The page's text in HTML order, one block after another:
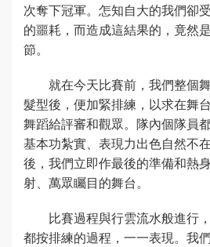
次奪下冠軍。怎知自大的我們卻
的噩耗，而造成這結果的，竟然
節。
就在今天比賽前，我們整個
髮型後，便加緊排練，以求在舞
舞蹈給評審和觀眾。隊內個隊員
基本功紮實、表現力出色自然不
後，我們立即作最後的準備和熱
射、萬眾矚目的舞台。
比賽過程與行雲流水般進行
都按排練的過程，一一表現。我